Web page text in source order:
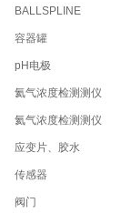
BALLSPLINE
容器罐
pH电极
氦气浓度检测测仪
氦气浓度检测测仪
应变片、胶水
传感器
阀门